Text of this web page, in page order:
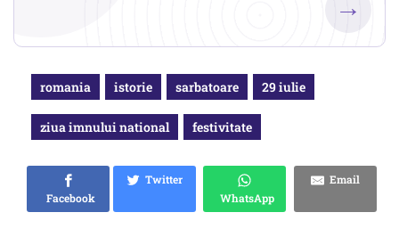
→
romania istorie sarbatoare 29 iulie
ziua imnului national festivitate
Facebook
Twitter
WhatsApp
Email